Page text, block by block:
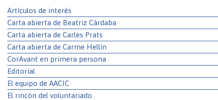
Artículos de interés
Carta abierta de Beatriz Cárdaba
Carta abierta de Carles Prats
Carta abierta de Carme Hellín
CorAvant en primera persona
Editorial
El equipo de AACIC
El rincón del voluntariado